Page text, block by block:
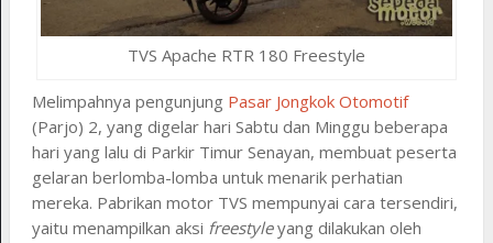
TVS Apache RTR 180 Freestyle
Melimpahnya pengunjung Pasar Jongkok Otomotif
(Parjo) 2, yang digelar hari Sabtu dan Minggu beberapa
hari yang lalu di Parkir Timur Senayan, membuat peserta
gelaran berlomba-lomba untuk menarik perhatian
mereka. Pabrikan motor TVS mempunyai cara tersendiri,
yaitu menampilkan aksi freestyleyang dilakukan oleh